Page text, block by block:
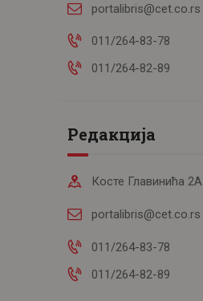
portalibris@cet.co.rs
011/264-83-78
011/264-82-89
Редакција
Косте Главинића 2А
portalibris@cet.co.rs
011/264-83-78
011/264-82-89